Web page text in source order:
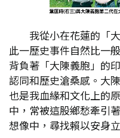
我從小在花蓮的「
此一歷史事件自然比一
背負著「大陳義胞」的
認同和歷史滄桑感。大
也是我血緣和文化上的
中，常被這股鄉愁牽引
想像中，尋找賴以安身